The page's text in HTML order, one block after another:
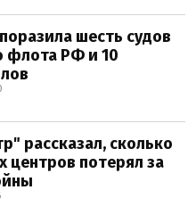
шесть судов
флота РФ и 10
рассказал, сколько
центров потерял за